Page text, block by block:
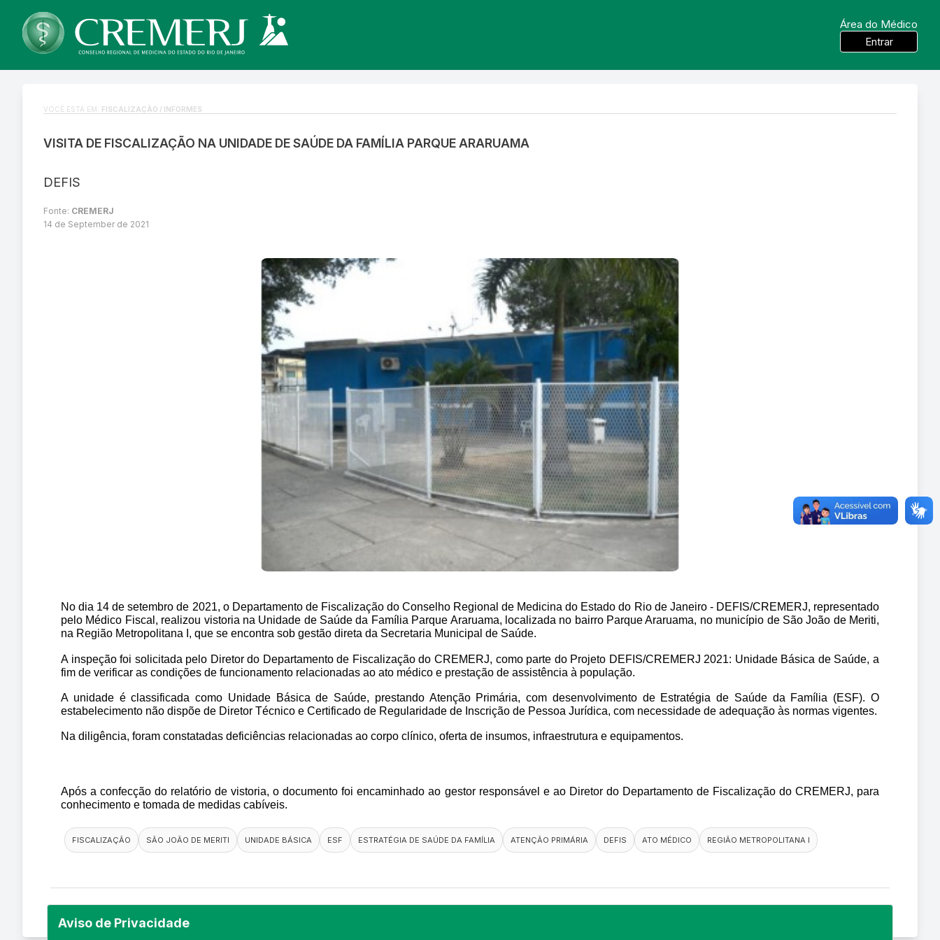
Área do Médico
Entrar
Aviso de Privacidade
VOCÊ ESTÁ EM: FISCALIZAÇÃO / INFORMES
VISITA DE FISCALIZAÇÃO NA UNIDADE DE SAÚDE DA FAMÍLIA PARQUE ARARUAMA
DEFIS
Fonte: CREMERJ
14 de September de 2021
No dia 14 de setembro de 2021, o Departamento de Fiscalização do Conselho Regional de Medicina do Estado do Rio de Janeiro - DEFIS/CREMERJ, representado
pelo Médico Fiscal, realizou vistoria na Unidade de Saúde da Família Parque Araruama, localizada no bairro Parque Araruama, no município de São João de Meriti,
na Região Metropolitana I, que se encontra sob gestão direta da Secretaria Municipal de Saúde.
A inspeção foi solicitada pelo Diretor do Departamento de Fiscalização do CREMERJ, como parte do Projeto DEFIS/CREMERJ 2021: Unidade Básica de Saúde, a
fim de verificar as condições de funcionamento relacionadas ao ato médico e prestação de assistência à população.
A unidade é classificada como Unidade Básica de Saúde, prestando Atenção Primária, com desenvolvimento de Estratégia de Saúde da Família (ESF). O
estabelecimento não dispõe de Diretor Técnico e Certificado de Regularidade de Inscrição de Pessoa Jurídica, com necessidade de adequação às normas vigentes.
Na diligência, foram constatadas deficiências relacionadas ao corpo clínico, oferta de insumos, infraestrutura e equipamentos.
Após a confecção do relatório de vistoria, o documento foi encaminhado ao gestor responsável e ao Diretor do Departamento de Fiscalização do CREMERJ, para
conhecimento e tomada de medidas cabíveis.
FISCALIZAÇÃO SÃO JOÃO DE MERITI UNIDADE BÁSICA ESF ESTRATÉGIA DE SAÚDE DA FAMÍLIA ATENÇÃO PRIMÁRIA DEFIS ATO MÉDICO REGIÃO METROPOLITANA I